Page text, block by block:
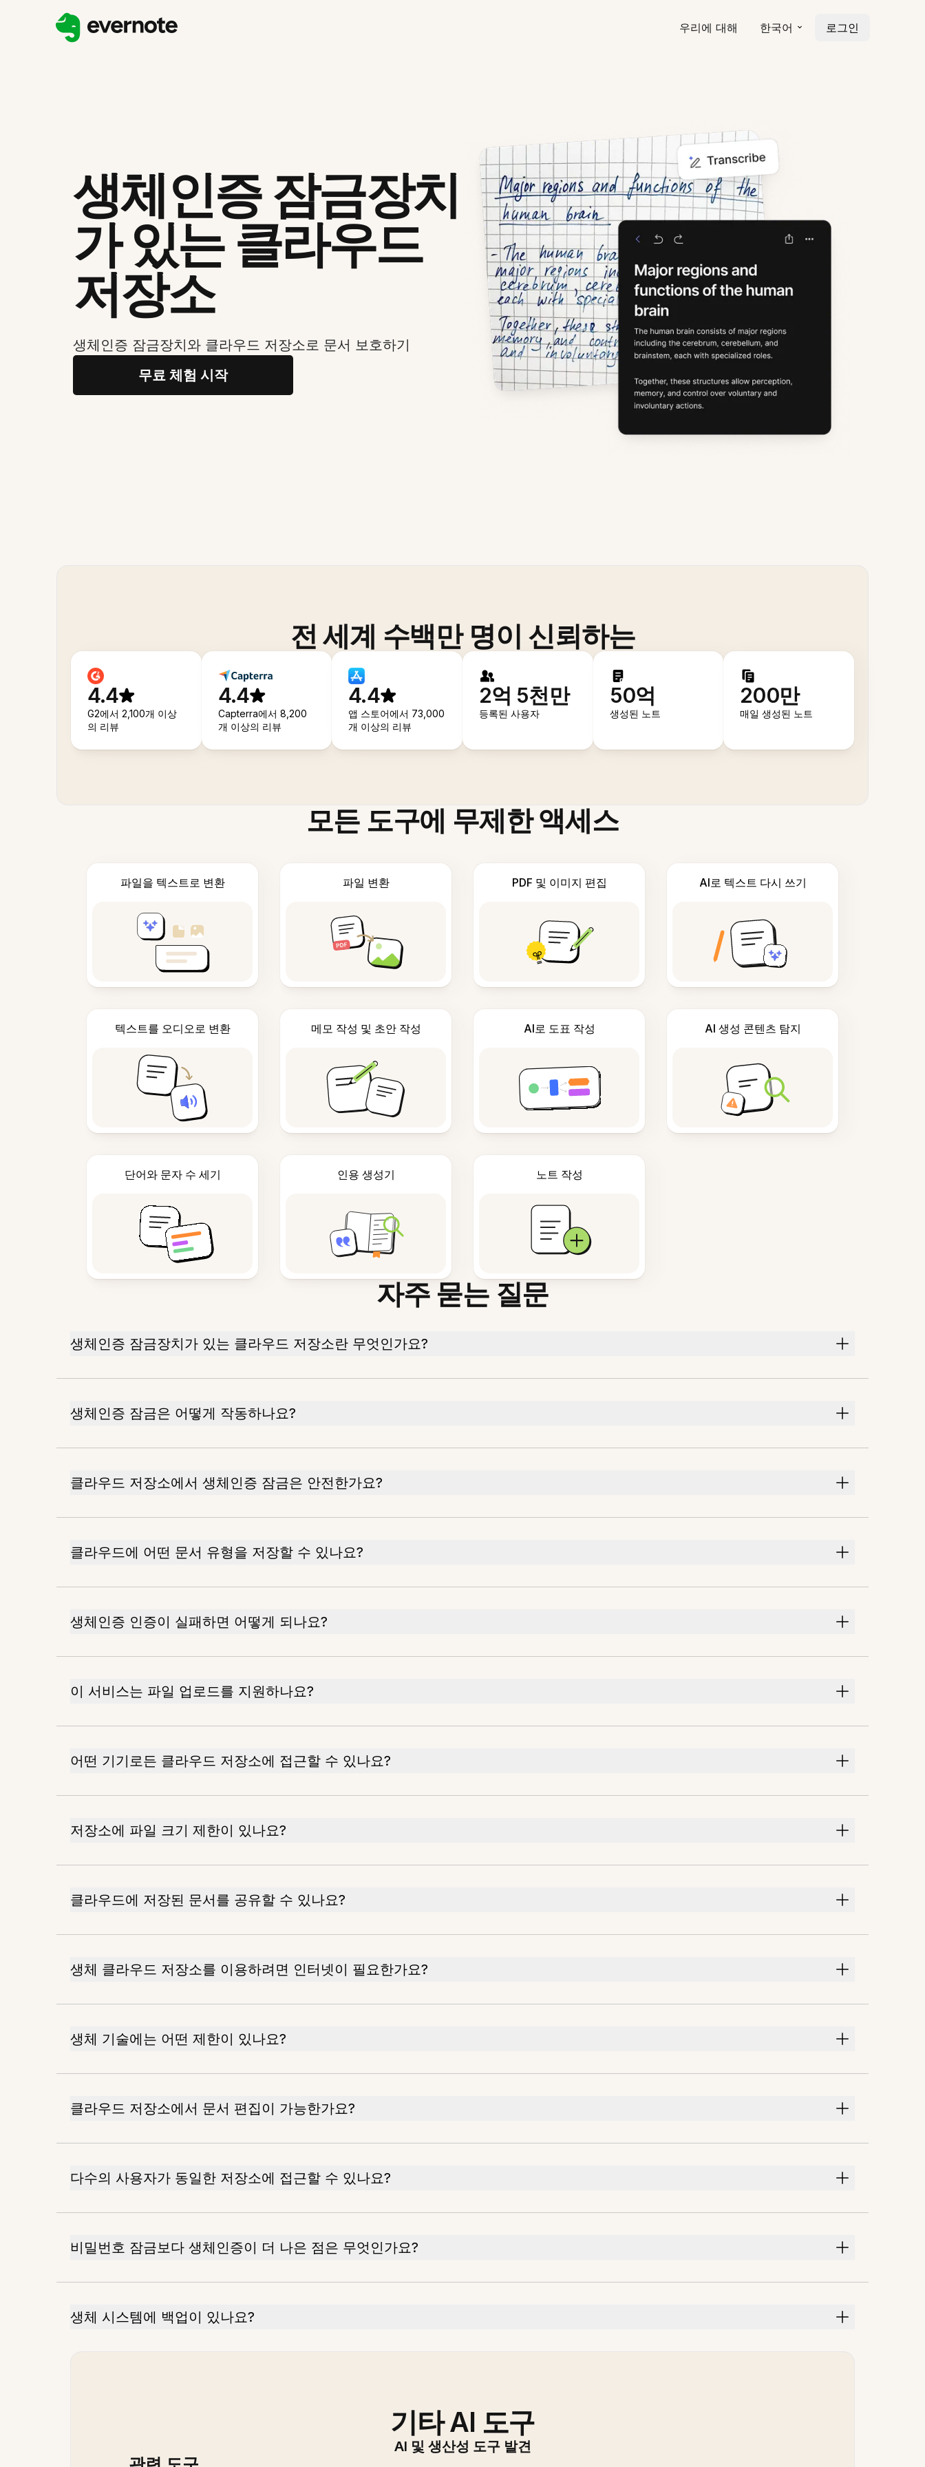
우리에 대해 한국어 로그인
생체인증 잠금장치
가 있는 클라우드
저장소
생체인증 잠금장치와 클라우드 저장소로 문서 보호하기
무료 체험 시작
전 세계 수백만 명이 신뢰하는
4.4
G2에서 2,100개 이상
의 리뷰
4.4
Capterra에서 8,200
개 이상의 리뷰
4.4
앱 스토어에서 73,000
개 이상의 리뷰
2억 5천만
등록된 사용자
50억
생성된 노트
200만
매일 생성된 노트
모든 도구에 무제한 액세스
파일을 텍스트로 변환 파일 변환 PDF 및 이미지 편집 AI로 텍스트 다시 쓰기
텍스트를 오디오로 변환 메모 작성 및 초안 작성 AI로 도표 작성 AI 생성 콘텐츠 탐지
단어와 문자 수 세기 인용 생성기 노트 작성
자주 묻는 질문
생체인증 잠금장치가 있는 클라우드 저장소란 무엇인가요?
생체인증 잠금은 어떻게 작동하나요?
클라우드 저장소에서 생체인증 잠금은 안전한가요?
클라우드에 어떤 문서 유형을 저장할 수 있나요?
생체인증 인증이 실패하면 어떻게 되나요?
이 서비스는 파일 업로드를 지원하나요?
어떤 기기로든 클라우드 저장소에 접근할 수 있나요?
저장소에 파일 크기 제한이 있나요?
클라우드에 저장된 문서를 공유할 수 있나요?
생체 클라우드 저장소를 이용하려면 인터넷이 필요한가요?
생체 기술에는 어떤 제한이 있나요?
클라우드 저장소에서 문서 편집이 가능한가요?
다수의 사용자가 동일한 저장소에 접근할 수 있나요?
비밀번호 잠금보다 생체인증이 더 나은 점은 무엇인가요?
생체 시스템에 백업이 있나요?
기타 AI 도구
AI 및 생산성 도구 발견